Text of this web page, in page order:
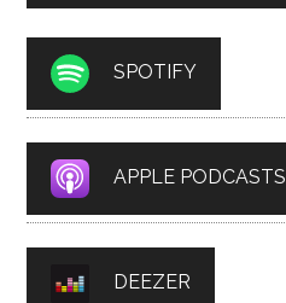
SPOTIFY
APPLE PODCASTS
DEEZER